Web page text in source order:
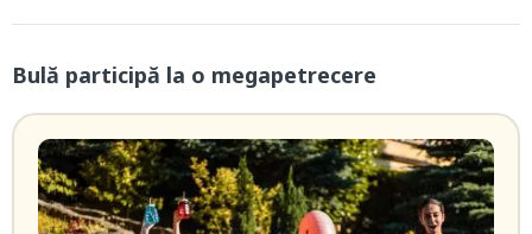
Bulă participă la o megapetrecere